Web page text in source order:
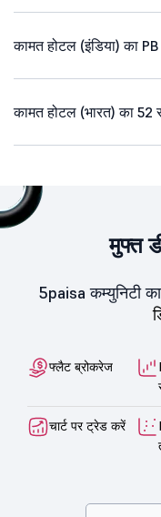
कामत होटल (इंडिया) का PB
कामत होटल (भारत) का 52
मुफ्त
5paisa कम्युनिटी
फ्लैट ब्रोकरेज
चार्ट पर ट्रेड करें